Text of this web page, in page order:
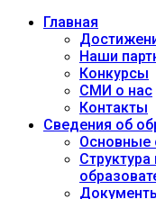
Главная
Наши
Конкурсы
СМИ о нас
Контакты
Сведения об
Основные